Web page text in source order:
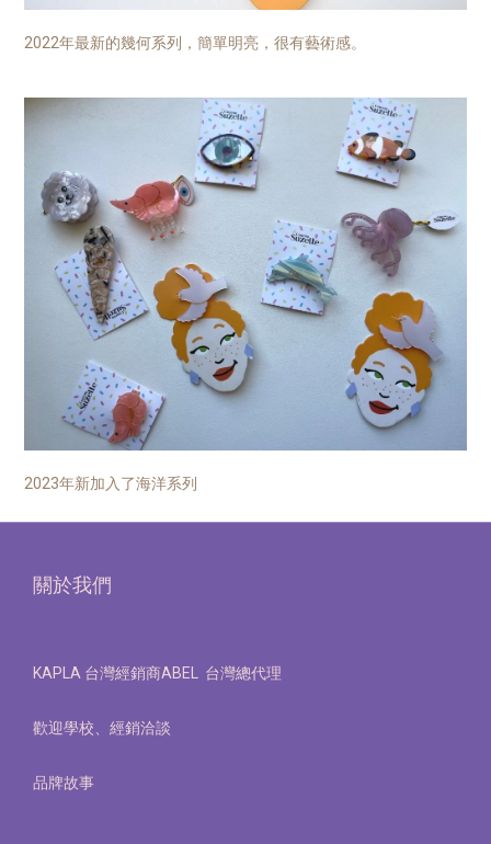
2022年最新的幾何系列，簡單明亮，很有藝術感。
2023年新加入了海洋系列
關於我們
KAPLA 台灣經銷商ABEL 台灣總代理
歡迎學校、經銷洽談
品牌故事